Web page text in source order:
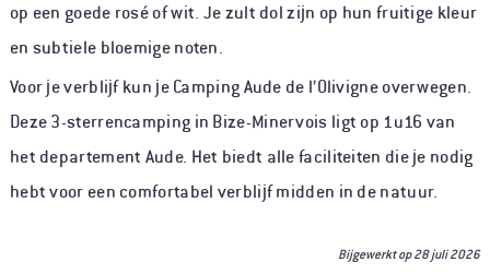
op een goede rosé of wit. Je zult dol zijn op hun fruitige kleur
en subtiele bloemige noten.
Voor je verblijf kun je Camping Aude de l’Olivigne overwegen.
Deze 3-sterrencamping in Bize-Minervois ligt op 1u16 van
het departement Aude. Het biedt alle faciliteiten die je nodig
hebt voor een comfortabel verblijf midden in de natuur.
Bijgewerkt op28 juli 2026